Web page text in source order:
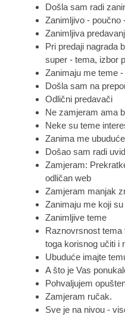
Došla sam radi
Zanimljivo - poučno
Zanimljiva
Pri predaji nagrada
super - tema, izbor
Zanimaju me teme
Došla sam na
Odlični predavači
Ne zamjeram ama
Neke su teme
Zanima me
Došao sam radi
Zamjeram:
odličan web
Zamjeram manjak
Zanimaju me koji
Zanimljive teme
Raznovrsnost tema
toga korisnog učiti i
Ubuduće imajte
A što je Vas
Pohvaljujem
Zamjeram ručak.
Sve je na nivou -